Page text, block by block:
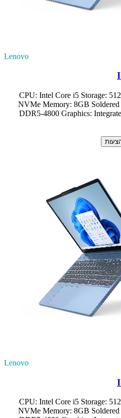
Lenovo
CPU: Intel Core i5 Storage:
NVMe Memory: 8GB
DDR5-4800 Graphics:
Lenovo
CPU: Intel Core i5 Storage:
NVMe Memory: 8GB